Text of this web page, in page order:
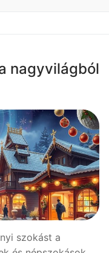
nagyvilágból
szokást a